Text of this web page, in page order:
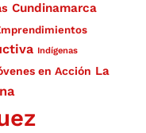
Cundinamarca
Indígenas
en Acción La